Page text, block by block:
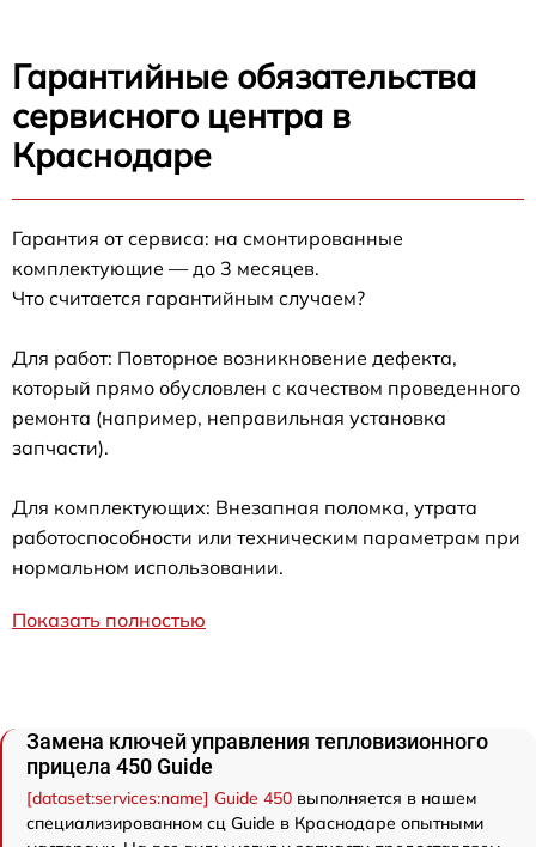
Гарантийные обязательства
сервисного центра в
Краснодаре
Гарантия от сервиса: на смонтированные
комплектующие — до 3 месяцев.
Что считается гарантийным случаем?
Для работ: Повторное возникновение дефекта,
который прямо обусловлен с качеством проведенного
ремонта (например, неправильная установка
запчасти).
Для комплектующих: Внезапная поломка, утрата
работоспособности или техническим параметрам при
нормальном использовании.
Показать полностью
Замена ключей управления тепловизионного
прицела 450 Guide
[dataset:services:name] Guide 450 выполняется в нашем
специализированном сц Guide в Краснодаре опытными